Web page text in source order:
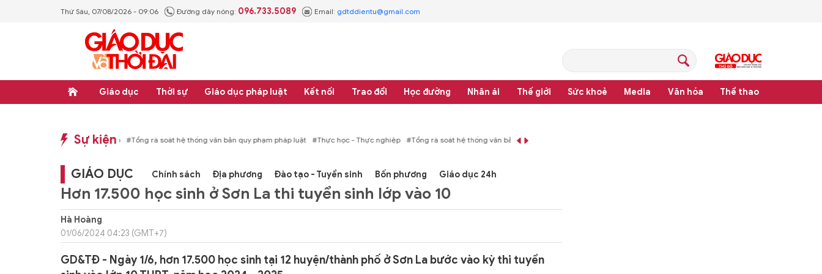
Thứ Sáu, 07/08/2026 - 09:06 Đường dây nóng: 096.733.5089 Email: gdtddientu@gmail.com
Giáo dục Thời sự Giáo dục pháp luật Kết nối Trao đổi Học đường Nhân ái Thế giới Sức khoẻ Media Văn hóa Thể thao
Sự kiện
#Thực học - Thực nghiệp #Tổng rà soát hệ thống văn bản quy phạm pháp luật #Thực học - Thực nghiệp #Tổng rà soát hệ thống văn bản quy phạm pháp luật
GIÁO DỤC Chính sách Địa phương Đào tạo - Tuyển sinh Bốn phương Giáo dục 24h
Hơn 17.500 học sinh ở Sơn La thi tuyển sinh lớp vào 10
Hà Hoàng
01/06/2024 04:23 (GMT+7)
GD&TĐ - Ngày 1/6, hơn 17.500 học sinh tại 12 huyện/thành phố ở Sơn La bước vào kỳ thi tuyển